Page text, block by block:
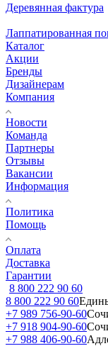
Деревянная фактура
Лаппатированная
Каталог
Акции
Бренды
Дизайнерам
Компания
Новости
Команда
Партнеры
Отзывы
Вакансии
Информация
Политика
Помощь
Оплата
Доставка
Гарантии
8 800 222 90 60
8 800 222 90 60
+7 989 756-90-60
+7 918 904-90-60
+7 988 406-90-60